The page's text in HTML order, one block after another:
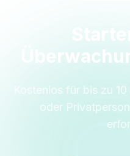
Kostenlos für bis zu
oder